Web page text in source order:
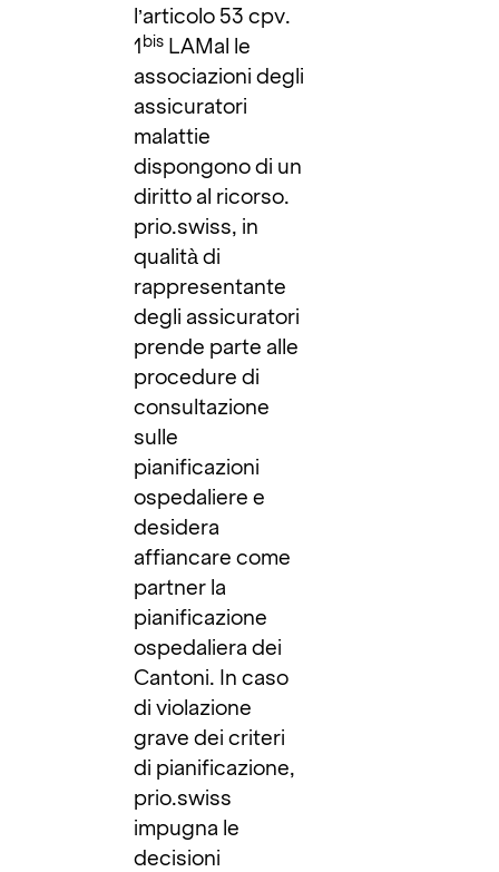
l’articolo 53 cpv.
1 bis LAMal le
associazioni degli
assicuratori
malattie
dispongono di un
diritto al ricorso.
prio.swiss, in
qualità di
rappresentante
degli assicuratori
prende parte alle
procedure di
consultazione
sulle
pianificazioni
ospedaliere e
desidera
affiancare come
partner la
pianificazione
ospedaliera dei
Cantoni. In caso
di violazione
grave dei criteri
di pianificazione,
prio.swiss
impugna le
decisioni